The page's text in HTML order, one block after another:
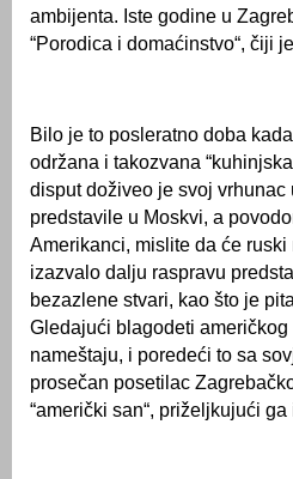
ambijenta. Iste godine u
“Porodica i domaćinstvo“, čiji
Bilo je to posleratno doba
održana i takozvana
disput doživeo je svoj
predstavile u Moskvi, a
Amerikanci, mislite da će
izazvalo dalju raspravu
bezazlene stvari, kao što je
Gledajući blagodeti
nameštaju, i poredeći to sa
prosečan posetilac
“američki san“, priželjkujući